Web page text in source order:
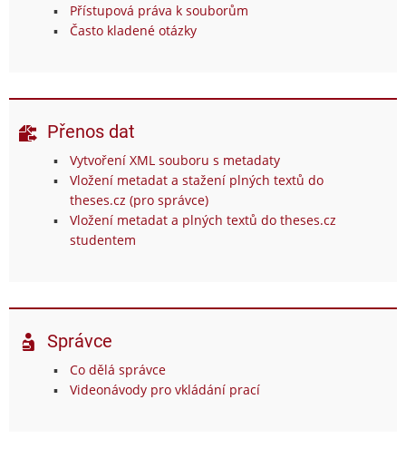
Přístupová práva k souborům
Často kladené otázky
Přenos dat
Vytvoření XML souboru s metadaty
Vložení metadat a stažení plných textů do
theses.cz (pro správce)
Vložení metadat a plných textů do theses.cz
studentem
Správce
Co dělá správce
Videonávody pro vkládání prací